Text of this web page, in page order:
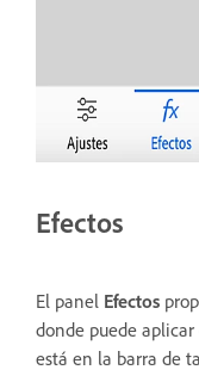
Efectos
El panel Efectos
donde puede
está en la barra de